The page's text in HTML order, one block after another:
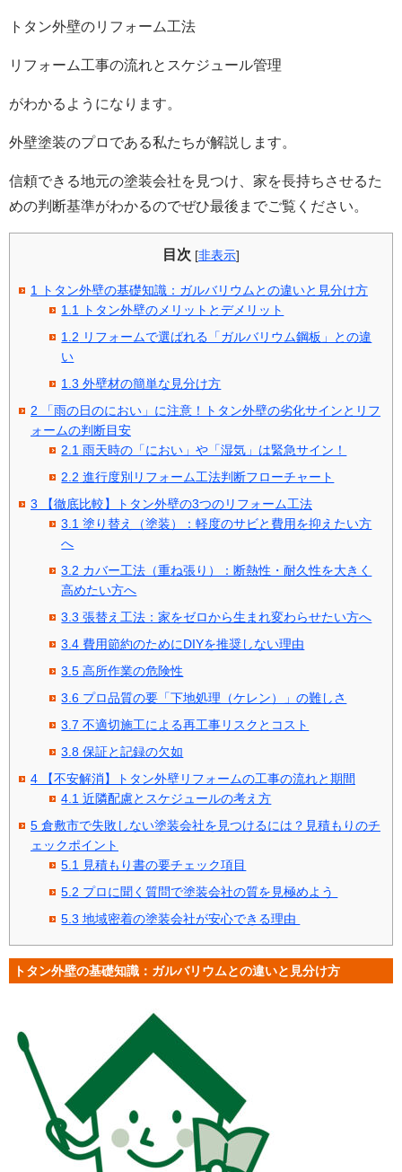
トタン外壁のリフォーム工法
リフォーム工事の流れとスケジュール管理
がわかるようになります。
外壁塗装のプロである私たちが解説します。
信頼できる地元の塗装会社を見つけ、家を長持ちさせるた
めの判断基準がわかるのでぜひ最後までご覧ください。
目次 [非表示]
1 トタン外壁の基礎知識：ガルバリウムとの違いと見分け方
1.1 トタン外壁のメリットとデメリット
1.2 リフォームで選ばれる「ガルバリウム鋼板」との違
い
1.3 外壁材の簡単な見分け方
2 「雨の日のにおい」に注意！トタン外壁の劣化サインとリフ
ォームの判断目安
2.1 雨天時の「におい」や「湿気」は緊急サイン！
2.2 進行度別リフォーム工法判断フローチャート
3 【徹底比較】トタン外壁の3つのリフォーム工法
3.1 塗り替え（塗装）：軽度のサビと費用を抑えたい方
へ
3.2 カバー工法（重ね張り）：断熱性・耐久性を大きく
高めたい方へ
3.3 張替え工法：家をゼロから生まれ変わらせたい方へ
3.4 費用節約のためにDIYを推奨しない理由
3.5 高所作業の危険性
3.6 プロ品質の要「下地処理（ケレン）」の難しさ
3.7 不適切施工による再工事リスクとコスト
3.8 保証と記録の欠如
4 【不安解消】トタン外壁リフォームの工事の流れと期間
4.1 近隣配慮とスケジュールの考え方
5 倉敷市で失敗しない塗装会社を見つけるには？見積もりのチ
ェックポイント
5.1 見積もり書の要チェック項目
5.2 プロに聞く質問で塗装会社の質を見極めよう
5.3 地域密着の塗装会社が安心できる理由
トタン外壁の基礎知識：ガルバリウムとの違いと見分け方